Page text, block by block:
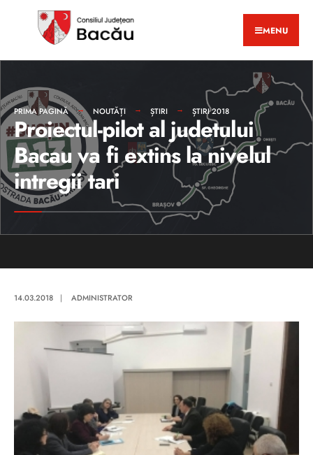
MENU
PRIMA PAGINĂ NOUTĂȚI ȘTIRI ȘTIRI 2018
Proiectul-pilot al judetului
Bacau va fi extins la nivelul
intregii tari
14.03.2018 | ADMINISTRATOR